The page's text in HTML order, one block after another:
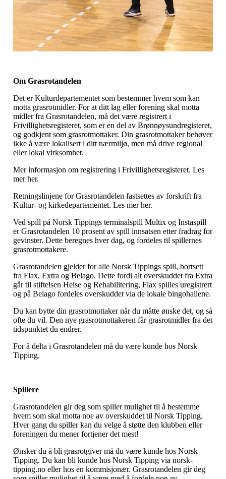
Om Grasrotandelen
Det er Kulturdepartementet som bestemmer hvem som kan
motta grasrotmidler. For at ditt lag eller forening skal motta
midler fra Grasrotandelen, må det være registrert i
Frivillighetsregisteret, som er en del av Brønnøysundregisteret,
og godkjent som grasrotmottaker. Din grasrotmottaker behøver
ikke å være lokalisert i ditt nærmiljø, men må drive regional
eller lokal virksomhet.
Mer informasjon om registrering i Frivillighetsregisteret. Les
mer her.
Retningslinjene for Grasrotandelen fastsettes av forskrift fra
Kultur- og kirkedepartementet. Les mer her.
Ved spill på Norsk Tippings terminalspill Multix og Instaspill
er Grasrotandelen 10 prosent av spill innsatsen etter fradrag for
gevinster. Dette beregnes hver dag, og fordeles til spillernes
grasrotmottakere.
Grasrotandelen gjelder for alle Norsk Tippings spill, bortsett
fra Flax, Extra og Belago. Dette fordi alt overskuddet fra Extra
går til stiftelsen Helse og Rehabilitering, Flax spilles uregistrert
og på Belago fordeles overskuddet via de lokale bingohallene.
Du kan bytte din grasrotmottaker når du måtte ønske det, og så
ofte du vil. Den nye grasrotmottakeren får grasrotmidler fra det
tidspunktet du endrer.
For å delta i Grasrotandelen må du være kunde hos Norsk
Tipping.
Spillere
Grasrotandelen gir deg som spiller mulighet til å bestemme
hvem som skal motta noe av overskuddet til Norsk Tipping.
Hver gang du spiller kan du velge å støtte den klubben eller
foreningen du mener fortjener det mest!
Ønsker du å bli grasrotgiver må du være kunde hos Norsk
Tipping. Du kan bli kunde hos Norsk Tipping via norsk-
tipping.no eller hos en kommisjonær. Grasrotandelen gir deg